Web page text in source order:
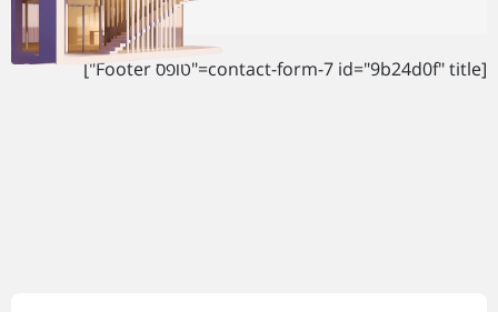
[contact-form-7 id="9b24d0f" title="טופס Footer"]